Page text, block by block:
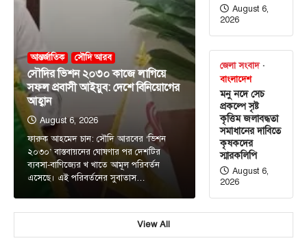
আন্তর্জাতিক সৌদি আরব
সৌদির ভিশন ২০৩০ কাজে লাগিয়ে
সফল প্রবাসী আইয়ুব: দেশে বিনিয়োগের
আহ্বান
August 6, 2026
ফারুক আহমেদ চান: সৌদি আরবের ‘ভিশন
২০৩০’ বাস্তবায়নের ঘোষণার পর দেশটির
ব্যবসা-বাণিজ্যের খ খাতে আমূল পরিবর্তন
এসেছে। এই পরিবর্তনের সুবাতাস…
August 6,
2026
জেলা সংবাদ
বাংলাদেশ
মনু নদে সেচ
প্রকল্পে সৃষ্ট
কৃত্তিম জলাবদ্ধতা
সমাধানের দাবিতে
কৃষকদের
স্মারকলিপি
August 6,
2026
View All
বিশেষ সংবাদ
August 7, 2026